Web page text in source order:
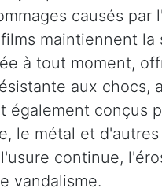
causés par
maintiennent
à tout moment,
aux chocs,
également conçus
le métal et
continue,
vandalisme.